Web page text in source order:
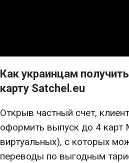
Как украинцам
карту Satchel.eu
Открыв частный счет,
оформить выпуск до 4 карт
виртуальных), с которых
переводы по выгодным